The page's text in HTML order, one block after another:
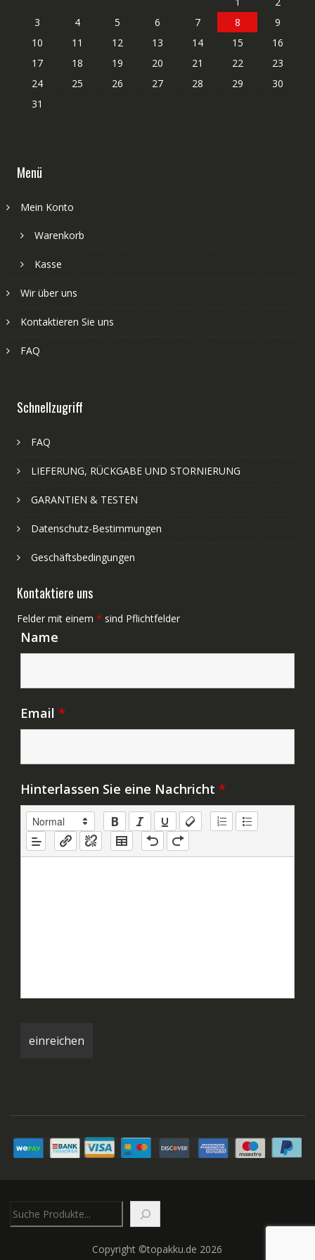
3
4 5 6 7 8
9
10
11 12 13 14 15
16
17
18 19 20 21 22
23
24
25 26 27 28 29
30
31
Menü
Mein Konto
Warenkorb
Kasse
Wir über uns
Kontaktieren Sie uns
FAQ
Schnellzugriff
FAQ
LIEFERUNG, RÜCKGABE UND STORNIERUNG
GARANTIEN & TESTEN
Datenschutz-Bestimmungen
Geschäftsbedingungen
Kontaktiere uns
Felder mit einem * sind Pflichtfelder
Name
Email *
Hinterlassen Sie eine Nachricht *
Copyright ©topakku.de 2026